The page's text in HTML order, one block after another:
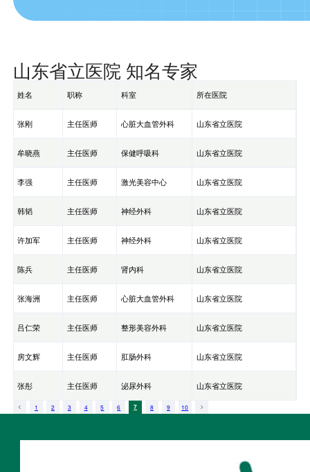
山东省立医院 知名专家
姓名 职称 科室 所在医院
张刚 主任医师 心脏大血管外科 山东省立医院
牟晓燕 主任医师 保健呼吸科 山东省立医院
李强 主任医师 激光美容中心 山东省立医院
韩韬 主任医师 神经外科 山东省立医院
许加军 主任医师 神经外科 山东省立医院
陈兵 主任医师 肾内科 山东省立医院
张海洲 主任医师 心脏大血管外科 山东省立医院
吕仁荣 主任医师 整形美容外科 山东省立医院
房文辉 主任医师 肛肠外科 山东省立医院
张彤 主任医师 泌尿外科 山东省立医院
1 2 3 4 5 6 7 8 9 10